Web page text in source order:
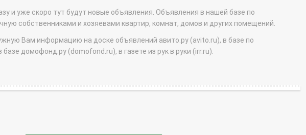
и уже скоро тут будут новые объявления. Объявления в нашей базе по
собственниками и хозяевами квартир, комнат, домов и других помещений.
Вам информацию на доске объявлений авито.ру (avito.ru), в базе по
домофонд.ру (domofond.ru), в газете из рук в руки (irr.ru).